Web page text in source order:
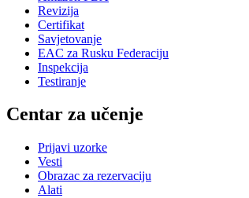
Revizija
Certifikat
Savjetovanje
EAC za Rusku Federaciju
Inspekcija
Testiranje
Centar za učenje
Prijavi uzorke
Vesti
Obrazac za rezervaciju
Alati